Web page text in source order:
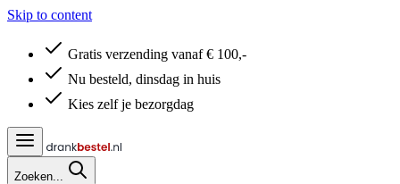
Skip to content
Gratis verzending vanaf € 100,-
Nu besteld, dinsdag in huis
Kies zelf je bezorgdag
Zoeken...